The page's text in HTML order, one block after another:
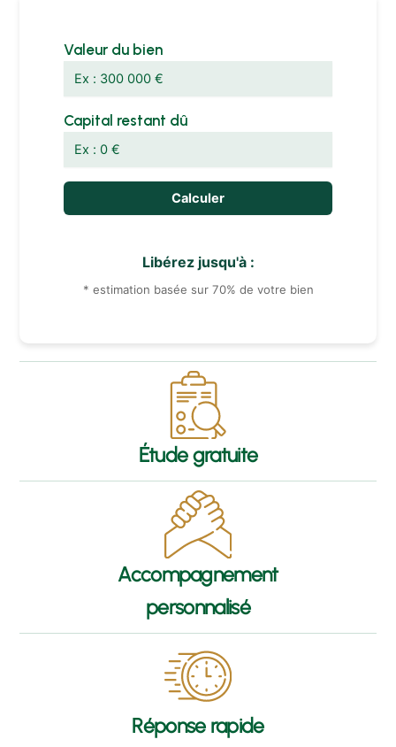
Valeur du bien
Capital restant dû
Calculer
Libérez jusqu'à :
* estimation basée sur 70% de votre bien
Étude gratuite
Accompagnement
personnalisé
Réponse rapide